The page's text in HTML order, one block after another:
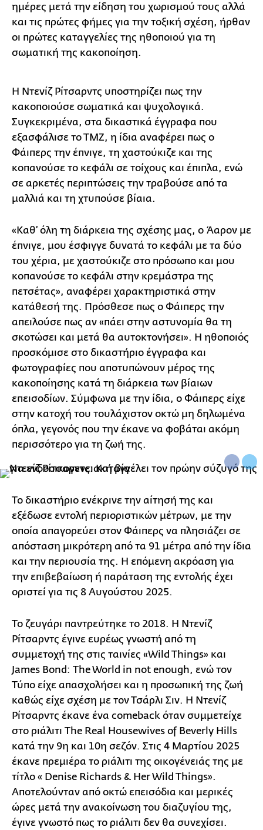
ημέρες μετά την είδηση του χωρισμού τους αλλά
και τις πρώτες φήμες για την τοξική σχέση, ήρθαν
οι πρώτες καταγγελίες της ηθοποιού για τη
σωματική της κακοποίηση.
Η Ντενίζ Ρίτσαρντς υποστηρίζει πως την
κακοποιούσε σωματικά και ψυχολογικά.
Συγκεκριμένα, στα δικαστικά έγγραφα που
εξασφάλισε το ΤΜΖ, η ίδια αναφέρει πως ο
Φάιπερς την έπνιγε, τη χαστούκιζε και της
κοπανούσε το κεφάλι σε τοίχους και έπιπλα, ενώ
σε αρκετές περιπτώσεις την τραβούσε από τα
μαλλιά και τη χτυπούσε βίαια.
«Καθ’ όλη τη διάρκεια της σχέσης μας, ο Άαρον με
έπνιγε, μου έσφιγγε δυνατά το κεφάλι με τα δύο
του χέρια, με χαστούκιζε στο πρόσωπο και μου
κοπανούσε το κεφάλι στην κρεμάστρα της
πετσέτας», αναφέρει χαρακτηριστικά στην
κατάθεσή της. Πρόσθεσε πως ο Φάιπερς την
απειλούσε πως αν «πάει στην αστυνομία θα τη
σκοτώσει και μετά θα αυτοκτονήσει». Η ηθοποιός
προσκόμισε στο δικαστήριο έγγραφα και
φωτογραφίες που αποτυπώνουν μέρος της
κακοποίησης κατά τη διάρκεια των βίαιων
επεισοδίων. Σύμφωνα με την ίδια, ο Φάιπερς είχε
στην κατοχή του τουλάχιστον οκτώ μη δηλωμένα
όπλα, γεγονός που την έκανε να φοβάται ακόμη
περισσότερο για τη ζωή της.
Το δικαστήριο ενέκρινε την αίτησή της και
εξέδωσε εντολή περιοριστικών μέτρων, με την
οποία απαγορεύει στον Φάιπερς να πλησιάζει σε
απόσταση μικρότερη από τα 91 μέτρα από την ίδια
και την περιουσία της. Η επόμενη ακρόαση για
την επιβεβαίωση ή παράταση της εντολής έχει
οριστεί για τις 8 Αυγούστου 2025.
Το ζευγάρι παντρεύτηκε το 2018. Η Ντενίζ
Ρίτσαρντς έγινε ευρέως γνωστή από τη
συμμετοχή της στις ταινίες «Wild Things» και
James Bond: Τhe World in not enοugh, ενώ τον
Τύπο είχε απασχολήσει και η προσωπική της ζωή
καθώς είχε σχέση με τον Τσάρλι Σιν. Η Ντενίζ
Ρίτσαρντς έκανε ένα comeback όταν συμμετείχε
στο ριάλιτι The Real Housewives of Beverly Hills
κατά την 9η και 10η σεζόν. Στις 4 Μαρτίου 2025
έκανε πρεμιέρα το ριάλιτι της οικογένειάς της με
τίτλο « Denise Richards & Her Wild Things».
Αποτελούνταν από οκτώ επεισόδια και μερικές
ώρες μετά την ανακοίνωση του διαζυγίου της,
έγινε γνωστό πως το ριάλιτι δεν θα συνεχίσει.